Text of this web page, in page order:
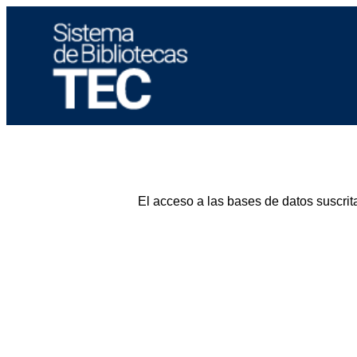
El acceso a las bases de datos